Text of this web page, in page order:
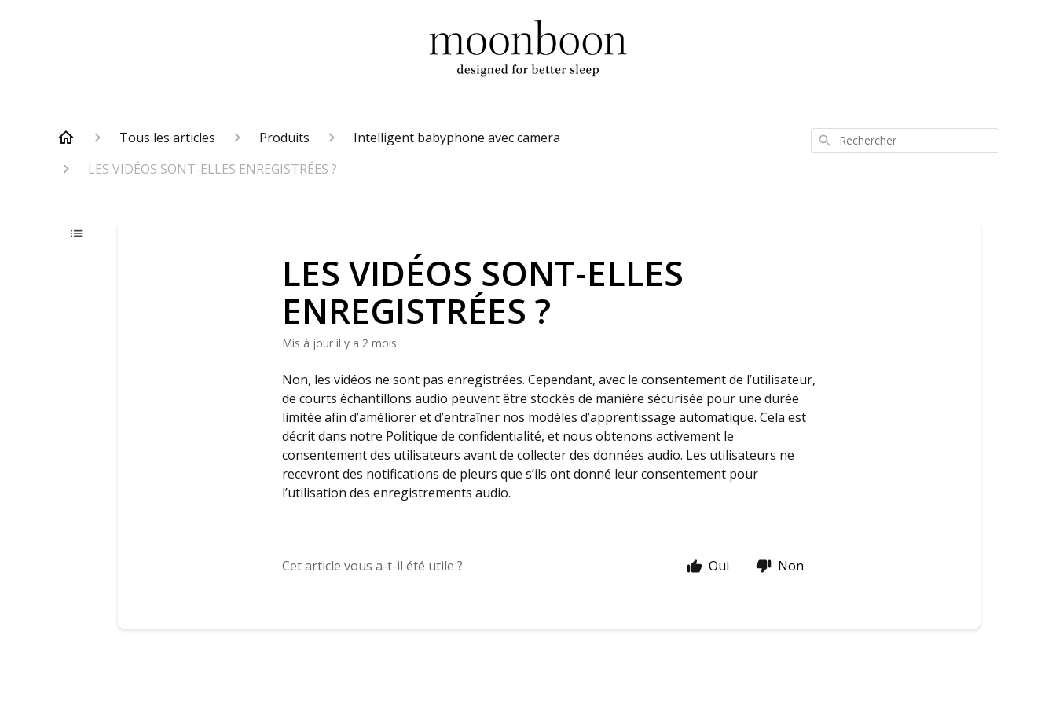
Tous les articles Produits
Intelligent babyphone avec camera
LES VIDÉOS SONT-ELLES ENREGISTRÉES ?
Rechercher
LES VIDÉOS SONT-ELLES
ENREGISTRÉES ?
Mis à jour il y a 2 mois
Non, les vidéos ne sont pas enregistrées. Cependant, avec le consentement de l’utilisateur,
de courts échantillons audio peuvent être stockés de manière sécurisée pour une durée
limitée afin d’améliorer et d’entraîner nos modèles d’apprentissage automatique. Cela est
décrit dans notre Politique de confidentialité, et nous obtenons activement le
consentement des utilisateurs avant de collecter des données audio. Les utilisateurs ne
recevront des notifications de pleurs que s’ils ont donné leur consentement pour
l’utilisation des enregistrements audio.
Cet article vous a-t-il été utile ? Oui Non